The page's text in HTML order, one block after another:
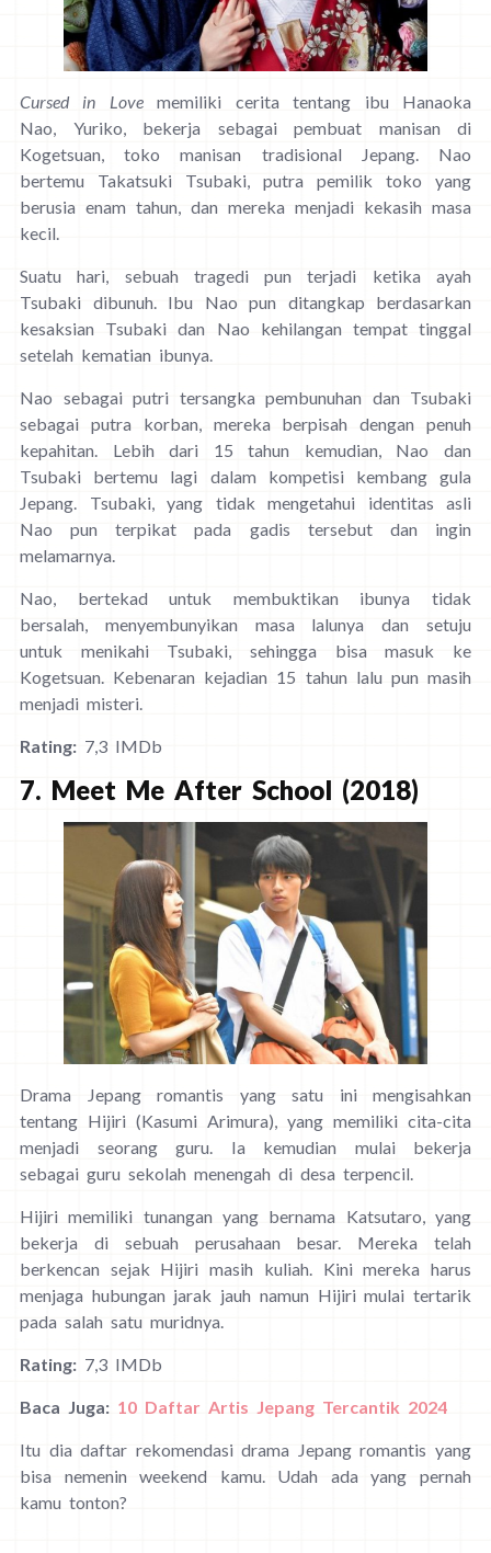
Cursed in Lovememiliki cerita tentang ibu Hanaoka
Nao, Yuriko, bekerja sebagai pembuat manisan di
Kogetsuan, toko manisan tradisional Jepang. Nao
bertemu Takatsuki Tsubaki, putra pemilik toko yang
berusia enam tahun, dan mereka menjadi kekasih masa
kecil.
Suatu hari, sebuah tragedi pun terjadi ketika ayah
Tsubaki dibunuh. Ibu Nao pun ditangkap berdasarkan
kesaksian Tsubaki dan Nao kehilangan tempat tinggal
setelah kematian ibunya.
Nao sebagai putri tersangka pembunuhan dan Tsubaki
sebagai putra korban, mereka berpisah dengan penuh
kepahitan. Lebih dari 15 tahun kemudian, Nao dan
Tsubaki bertemu lagi dalam kompetisi kembang gula
Jepang. Tsubaki, yang tidak mengetahui identitas asli
Nao pun terpikat pada gadis tersebut dan ingin
melamarnya.
Nao, bertekad untuk membuktikan ibunya tidak
bersalah, menyembunyikan masa lalunya dan setuju
untuk menikahi Tsubaki, sehingga bisa masuk ke
Kogetsuan. Kebenaran kejadian 15 tahun lalu pun masih
menjadi misteri.
Rating: 7,3 IMDb
7. Meet Me After School (2018)
Drama Jepang romantis yang satu ini mengisahkan
tentang Hijiri (Kasumi Arimura), yang memiliki cita-cita
menjadi seorang guru. Ia kemudian mulai bekerja
sebagai guru sekolah menengah di desa terpencil.
Hijiri memiliki tunangan yang bernama Katsutaro, yang
bekerja di sebuah perusahaan besar. Mereka telah
berkencan sejak Hijiri masih kuliah. Kini mereka harus
menjaga hubungan jarak jauh namun Hijiri mulai tertarik
pada salah satu muridnya.
Rating: 7,3 IMDb
Baca Juga: 10 Daftar Artis Jepang Tercantik 2024
Itu dia daftar rekomendasi drama Jepang romantis yang
bisa nemenin weekend kamu. Udah ada yang pernah
kamu tonton?